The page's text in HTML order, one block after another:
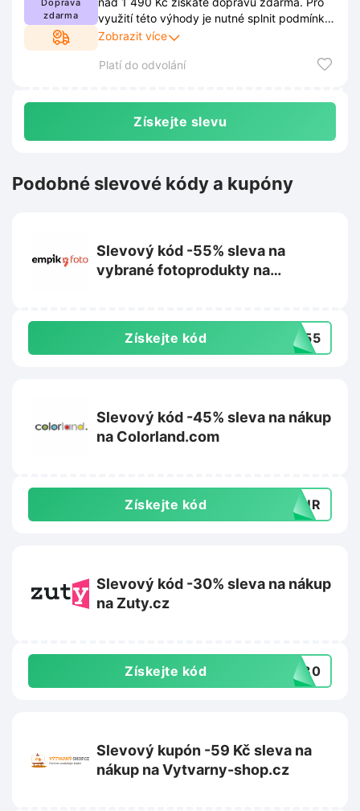
Doprava
zdarma
využití této výhody je nutné splnit podmínky
stanovené prodejcem. Kompletní znění
stránkách obchodu a podléhá průběžným
Zobrazit více
Platí do odvolání
Získejte slevu
Podobné slevové kódy a kupóny
Slevový kód -55% sleva na
vybrané fotoprodukty na
Získejte kód MM55
Slevový kód -45% sleva na nákup
na Colorland.com
Získejte kód TOUR
Slevový kód -30% sleva na nákup
na Zuty.cz
Získejte kód VA30
Slevový kupón -59 Kč sleva na
nákup na Vytvarny-shop.cz